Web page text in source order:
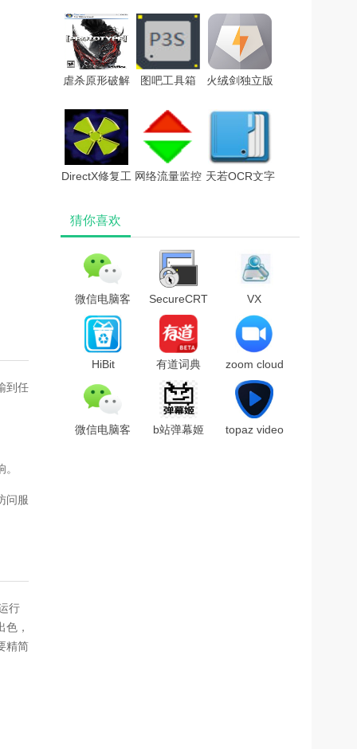
到任
问服
行
，
精简
码破解)v9.4.0
中文破解版(附
破解补丁和教
版)V2.8.6
虐杀原形破解
图吧工具箱
火绒剑独立版
DirectX修复工
v4.0
网络流量监控 天若OCR文字
猜你喜欢
微信电脑客
户端2022
V3.7.6.38
PC正式版
SecureCRT
9注册机
VX
Search(文
件搜索工
具)v12.8.14
官方版
HiBit
能卸载优化
工
具)v2.3.25
绿色中文版
有道词典
v8.0(附破解
补丁)
zoom cloud
meetings(ZOOM
云视频会议
软件)v5.3电
脑版
微信电脑客
b站弹幕姬
topaz video